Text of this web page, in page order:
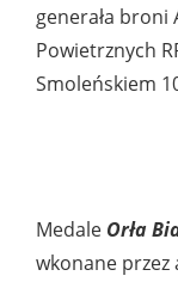
generała broni
Powietrznych
Smoleńskiem
Medale Orła
wkonane przez